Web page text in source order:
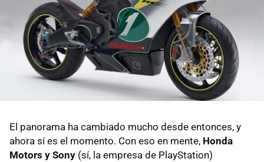
El panorama ha cambiado mucho desde entonces, y
ahora sí es el momento. Con eso en mente, Honda
Motors y Sony (sí, la empresa de PlayStation)